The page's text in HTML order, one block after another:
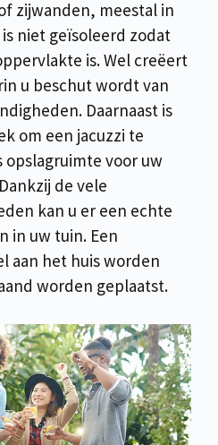
zijwanden, meestal in
niet geïsoleerd zodat
is. Wel creëert
u beschut wordt van
Daarnaast is
om een jacuzzi te
opslagruimte voor uw
de vele
kan u er een echte
in uw tuin. Een
aan het huis worden
worden geplaatst.